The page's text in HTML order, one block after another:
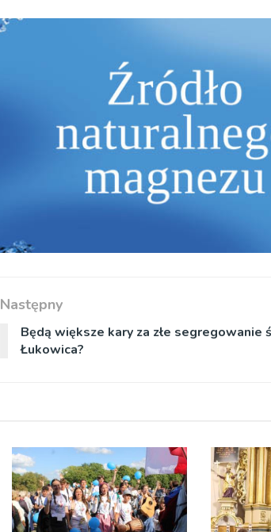
Następny
Będą większe kary za złe segregowanie
Łukowica?